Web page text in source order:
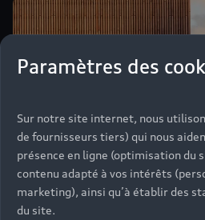
Paramètres des
Sur notre site internet, nous
de fournisseurs tiers) qui nous
présence en ligne (optimisation du
contenu adapté à vos intérêts
marketing), ainsi qu’à établir des
du site.